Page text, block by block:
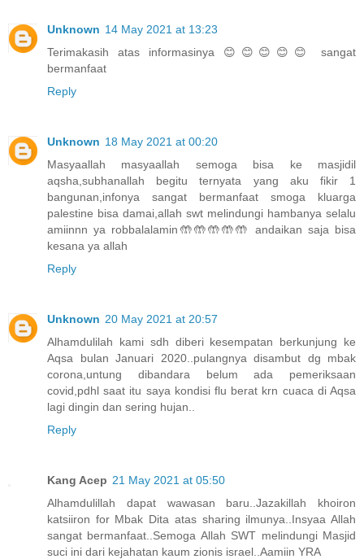
Unknown 14 May 2021 at 13:23
Terimakasih atas informasinya 😊😊😊😊😊 sangat
bermanfaat
Reply
Unknown 18 May 2021 at 00:20
Masyaallah masyaallah semoga bisa ke masjidil
aqsha,subhanallah begitu ternyata yang aku fikir 1
bangunan,infonya sangat bermanfaat smoga kluarga
palestine bisa damai,allah swt melindungi hambanya selalu
amiinnn ya robbalalamin🤲🤲🤲🤲🤲 andaikan saja bisa
kesana ya allah
Reply
Unknown 20 May 2021 at 20:57
Alhamdulilah kami sdh diberi kesempatan berkunjung ke
Aqsa bulan Januari 2020..pulangnya disambut dg mbak
corona,untung dibandara belum ada pemeriksaan
covid,pdhl saat itu saya kondisi flu berat krn cuaca di Aqsa
lagi dingin dan sering hujan..
Reply
Kang Acep 21 May 2021 at 05:50
Alhamdulillah dapat wawasan baru..Jazakillah khoiron
katsiiron for Mbak Dita atas sharing ilmunya..Insyaa Allah
sangat bermanfaat..Semoga Allah SWT melindungi Masjid
suci ini dari kejahatan kaum zionis israel..Aamiin YRA